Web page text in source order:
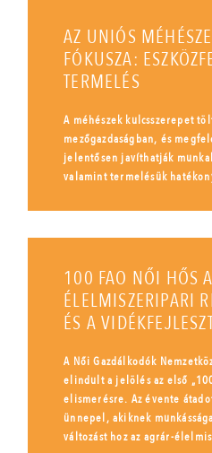
AZ UNIÓS
FÓKUSZA:
TERMELÉS
A méhészek kulcsszerepet
mezőgazdaságban, és
jelentősen javíthatják
valamint termelésük
100 FAO NŐI HŐS
ÉLELMISZERIPARI
ÉS A
A Női Gazdálkodók
elindult a jelölés az első
elismerésre. Az évente
ünnepel, akiknek
változást hoz az agrár-